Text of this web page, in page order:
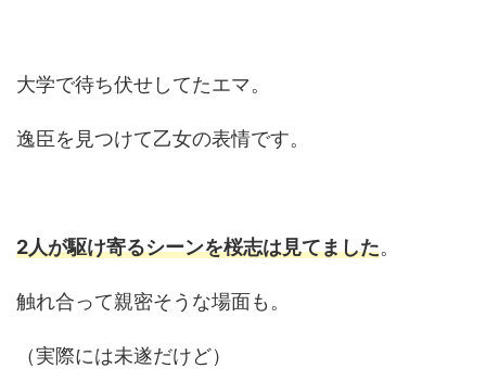
大学で待ち伏せしてたエマ。
逸臣を見つけて乙女の表情です。
2人が駆け寄るシーンを桜志は見てました。
触れ合って親密そうな場面も。
（実際には未遂だけど）